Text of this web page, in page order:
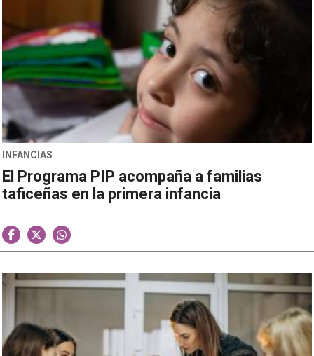
INFANCIAS
El Programa PIP acompaña a familias
taficeñas en la primera infancia